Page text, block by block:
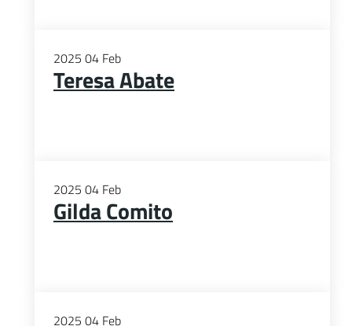
2025 04 Feb
Teresa Abate
2025 04 Feb
Gilda Comito
2025 04 Feb